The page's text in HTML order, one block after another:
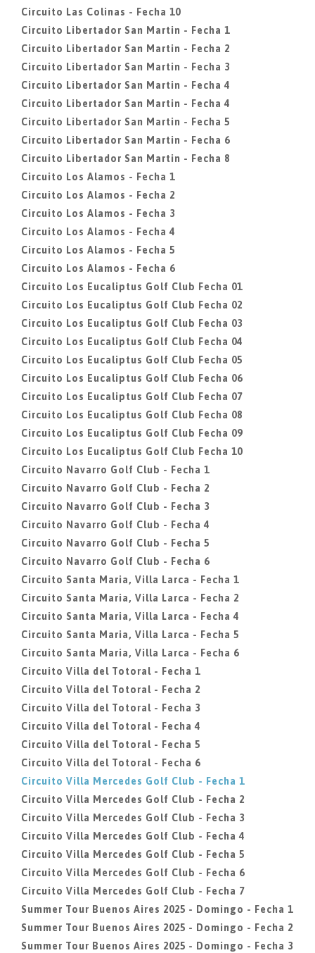
Circuito Las Colinas - Fecha 10
Circuito Libertador San Martin - Fecha 1
Circuito Libertador San Martin - Fecha 2
Circuito Libertador San Martin - Fecha 3
Circuito Libertador San Martin - Fecha 4
Circuito Libertador San Martin - Fecha 4
Circuito Libertador San Martin - Fecha 5
Circuito Libertador San Martin - Fecha 6
Circuito Libertador San Martin - Fecha 8
Circuito Los Alamos - Fecha 1
Circuito Los Alamos - Fecha 2
Circuito Los Alamos - Fecha 3
Circuito Los Alamos - Fecha 4
Circuito Los Alamos - Fecha 5
Circuito Los Alamos - Fecha 6
Circuito Los Eucaliptus Golf Club Fecha 01
Circuito Los Eucaliptus Golf Club Fecha 02
Circuito Los Eucaliptus Golf Club Fecha 03
Circuito Los Eucaliptus Golf Club Fecha 04
Circuito Los Eucaliptus Golf Club Fecha 05
Circuito Los Eucaliptus Golf Club Fecha 06
Circuito Los Eucaliptus Golf Club Fecha 07
Circuito Los Eucaliptus Golf Club Fecha 08
Circuito Los Eucaliptus Golf Club Fecha 09
Circuito Los Eucaliptus Golf Club Fecha 10
Circuito Navarro Golf Club - Fecha 1
Circuito Navarro Golf Club - Fecha 2
Circuito Navarro Golf Club - Fecha 3
Circuito Navarro Golf Club - Fecha 4
Circuito Navarro Golf Club - Fecha 5
Circuito Navarro Golf Club - Fecha 6
Circuito Santa Maria, Villa Larca - Fecha 1
Circuito Santa Maria, Villa Larca - Fecha 2
Circuito Santa Maria, Villa Larca - Fecha 4
Circuito Santa Maria, Villa Larca - Fecha 5
Circuito Santa Maria, Villa Larca - Fecha 6
Circuito Villa del Totoral - Fecha 1
Circuito Villa del Totoral - Fecha 2
Circuito Villa del Totoral - Fecha 3
Circuito Villa del Totoral - Fecha 4
Circuito Villa del Totoral - Fecha 5
Circuito Villa del Totoral - Fecha 6
Circuito Villa Mercedes Golf Club - Fecha 1
Circuito Villa Mercedes Golf Club - Fecha 2
Circuito Villa Mercedes Golf Club - Fecha 3
Circuito Villa Mercedes Golf Club - Fecha 4
Circuito Villa Mercedes Golf Club - Fecha 5
Circuito Villa Mercedes Golf Club - Fecha 6
Circuito Villa Mercedes Golf Club - Fecha 7
Summer Tour Buenos Aires 2025 - Domingo - Fecha 1
Summer Tour Buenos Aires 2025 - Domingo - Fecha 2
Summer Tour Buenos Aires 2025 - Domingo - Fecha 3